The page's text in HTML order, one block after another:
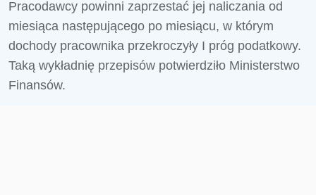
Pracodawcy powinni zaprzestać jej naliczania od
miesiąca następującego po miesiącu, w którym
dochody pracownika przekroczyły I próg podatkowy.
Taką wykładnię przepisów potwierdziło Ministerstwo
Finansów.